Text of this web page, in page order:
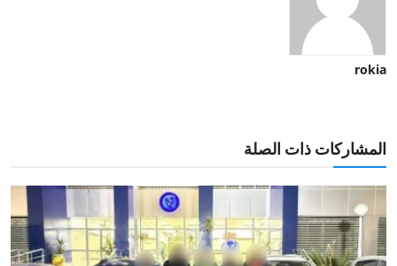
rokia
المشاركات ذات الصلة